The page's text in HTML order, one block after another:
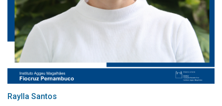
Raylla Santos